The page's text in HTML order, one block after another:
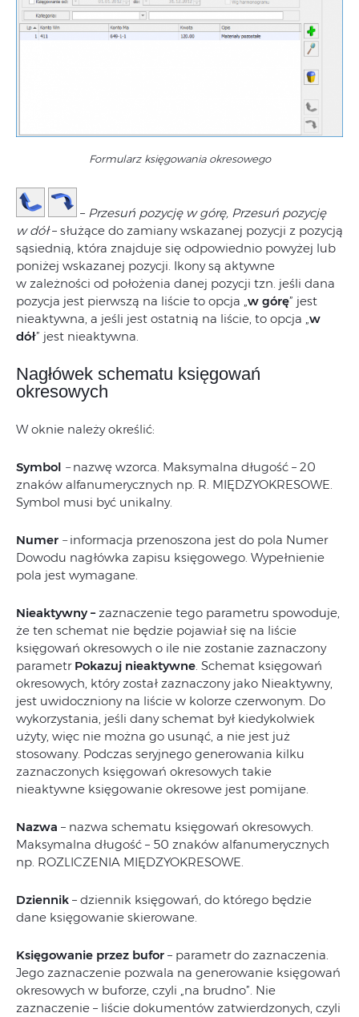
Formularz księgowania okresowego
– Przesuń pozycję w górę, Przesuń pozycję
w dół– służące do zamiany wskazanej pozycji z pozycją
sąsiednią, która znajduje się odpowiednio powyżej lub
poniżej wskazanej pozycji. Ikony są aktywne
w zależności od położenia danej pozycji tzn. jeśli dana
pozycja jest pierwszą na liście to opcja „w górę” jest
nieaktywna, a jeśli jest ostatnią na liście, to opcja „w
dół” jest nieaktywna.
Nagłówek schematu księgowań
okresowych
W oknie należy określić:
Symbol –nazwę wzorca. Maksymalna długość – 20
znaków alfanumerycznych np. R. MIĘDZYOKRESOWE.
Symbol musi być unikalny.
Numer –informacja przenoszona jest do pola Numer
Dowodu nagłówka zapisu księgowego. Wypełnienie
pola jest wymagane.
Nieaktywny – zaznaczenie tego parametru spowoduje,
że ten schemat nie będzie pojawiał się na liście
księgowań okresowych o ile nie zostanie zaznaczony
parametr Pokazuj nieaktywne. Schemat księgowań
okresowych, który został zaznaczony jako Nieaktywny,
jest uwidoczniony na liście w kolorze czerwonym. Do
wykorzystania, jeśli dany schemat był kiedykolwiek
użyty, więc nie można go usunąć, a nie jest już
stosowany. Podczas seryjnego generowania kilku
zaznaczonych księgowań okresowych takie
nieaktywne księgowanie okresowe jest pomijane.
Nazwa – nazwa schematu księgowań okresowych.
Maksymalna długość – 50 znaków alfanumerycznych
np. ROZLICZENIA MIĘDZYOKRESOWE.
Dziennik – dziennik księgowań, do którego będzie
dane księgowanie skierowane.
Księgowanie przez bufor – parametr do zaznaczenia.
Jego zaznaczenie pozwala na generowanie księgowań
okresowych w buforze, czyli „na brudno”. Nie
zaznaczenie – liście dokumentów zatwierdzonych, czyli